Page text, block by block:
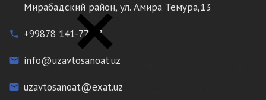
Мирабадский район, ул. Амира Темура,13
phone +99878 141-77-77
email info@uzavtosanoat.uz
email uzavtosanoat@exat.uz